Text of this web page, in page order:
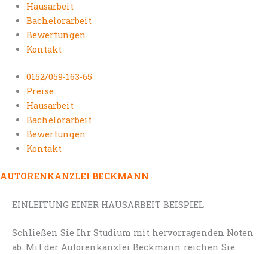
Hausarbeit
Bachelorarbeit
Bewertungen
Kontakt
0152/059-163-65
Preise
Hausarbeit
Bachelorarbeit
Bewertungen
Kontakt
AUTORENKANZLEI BECKMANN
EINLEITUNG EINER HAUSARBEIT BEISPIEL
Schließen Sie Ihr Studium mit hervorragenden Noten
ab. Mit der Autorenkanzlei Beckmann reichen Sie